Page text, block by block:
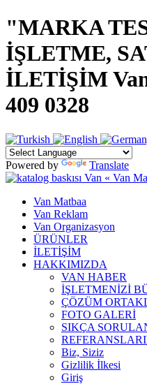
"MARKA
İŞLETME,
İLETİŞİM
409 0328
Powered by Translate
Van Matbaa
Van Reklam
Van Organizasyon
ÜRÜNLER
İLETİŞİM
HAKKIMIZDA
VAN HABER
İŞLETMENİZİ
ÇÖZÜM
FOTO GALERİ
SIKÇA
Biz, Siziz
Gizlilik İlkesi
Giriş